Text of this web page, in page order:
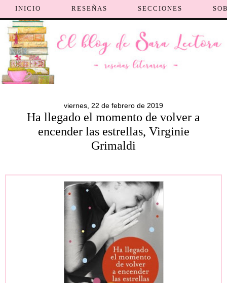
INICIO RESEÑAS SECCIONES
viernes, 22 de febrero de 2019
Ha llegado el momento de volver a
encender las estrellas, Virginie
Grimaldi